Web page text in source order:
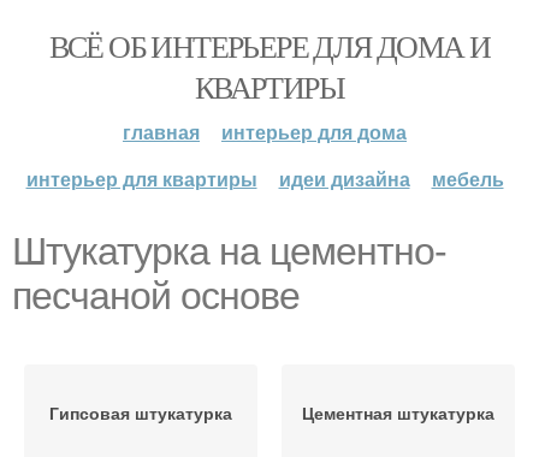
ВСЁ ОБ ИНТЕРЬЕРЕ ДЛЯ ДОМА И
КВАРТИРЫ
главная
интерьер для дома
интерьер для квартиры
идеи дизайна мебель
Штукатурка на цементно-
песчаной основе
Гипсовая штукатурка Цементная штукатурка